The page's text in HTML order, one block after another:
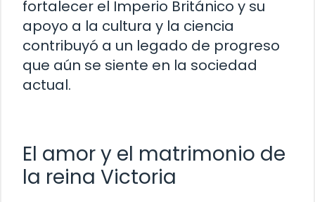
fortalecer el Imperio Británico y su
apoyo a la cultura y la ciencia
contribuyó a un legado de progreso
que aún se siente en la sociedad
actual.
El amor y el matrimonio de
la reina Victoria